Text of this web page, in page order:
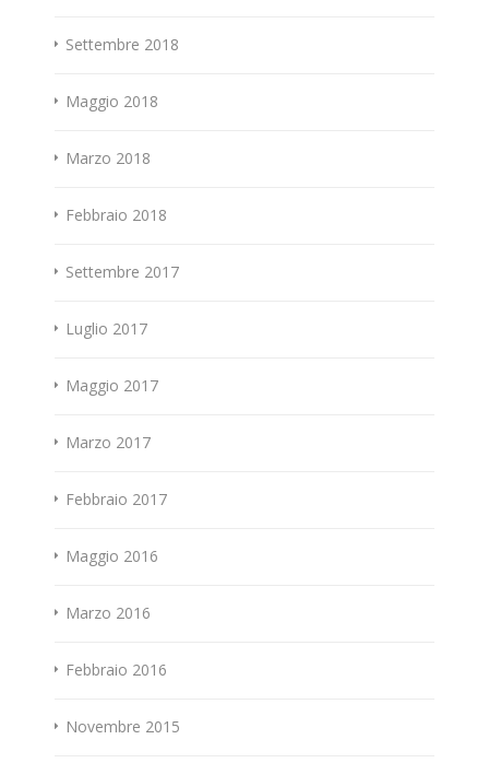
Settembre 2018
Maggio 2018
Marzo 2018
Febbraio 2018
Settembre 2017
Luglio 2017
Maggio 2017
Marzo 2017
Febbraio 2017
Maggio 2016
Marzo 2016
Febbraio 2016
Novembre 2015